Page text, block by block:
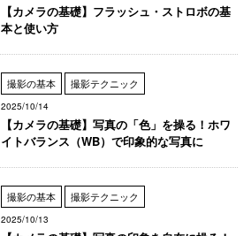
【カメラの基礎】フラッシュ・ストロボの基
本と使い方
撮影の基本 撮影テクニック
2025/10/14
【カメラの基礎】写真の「色」を操る！ホワ
イトバランス（WB）で印象的な写真に
撮影の基本 撮影テクニック
2025/10/13